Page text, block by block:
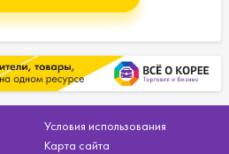
Условия использования
Карта сайта